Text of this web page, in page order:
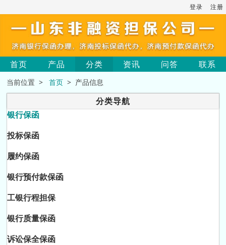
登录 注册
首页 产品 分类 资讯 问答 联系
当前位置 >首页 > 产品信息
分类导航
银行保函
投标保函
履约保函
银行预付款保函
工银行程担保
银行质量保函
诉讼保全保函